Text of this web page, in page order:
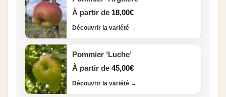
À partir de 18,00€
Découvrir la variété →
Pommier ‘Luche’
À partir de 45,00€
Découvrir la variété →